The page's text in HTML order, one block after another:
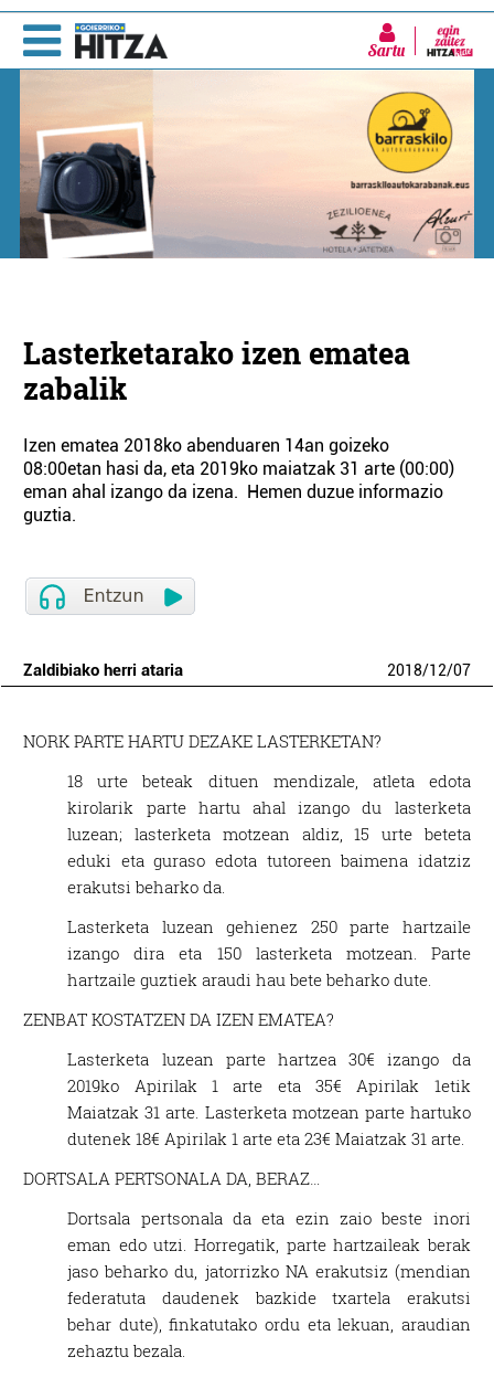
Sartu
Lasterketarako izen ematea
zabalik
Izen ematea 2018ko abenduaren 14an goizeko
08:00etan hasi da, eta 2019ko maiatzak 31 arte (00:00)
eman ahal izango da izena. Hemen duzue informazio
guztia.
Zaldibiako herri ataria 2018/12/07
NORK PARTE HARTU DEZAKE LASTERKETAN?
18 urte beteak dituen mendizale, atleta edota
kirolarik parte hartu ahal izango du lasterketa
luzean; lasterketa motzean aldiz, 15 urte beteta
eduki eta guraso edota tutoreen baimena idatziz
erakutsi beharko da.
Lasterketa luzean gehienez 250 parte hartzaile
izango dira eta 150 lasterketa motzean. Parte
hartzaile guztiek araudi hau bete beharko dute.
ZENBAT KOSTATZEN DA IZEN EMATEA?
Lasterketa luzean parte hartzea 30€ izango da
2019ko Apirilak 1 arte eta 35€ Apirilak 1etik
Maiatzak 31 arte. Lasterketa motzean parte hartuko
dutenek 18€ Apirilak 1 arte eta 23€ Maiatzak 31 arte.
DORTSALA PERTSONALA DA, BERAZ…
Dortsala pertsonala da eta ezin zaio beste inori
eman edo utzi. Horregatik, parte hartzaileak berak
jaso beharko du, jatorrizko NA erakutsiz (mendian
federatuta daudenek bazkide txartela erakutsi
behar dute), finkatutako ordu eta lekuan, araudian
zehaztu bezala.